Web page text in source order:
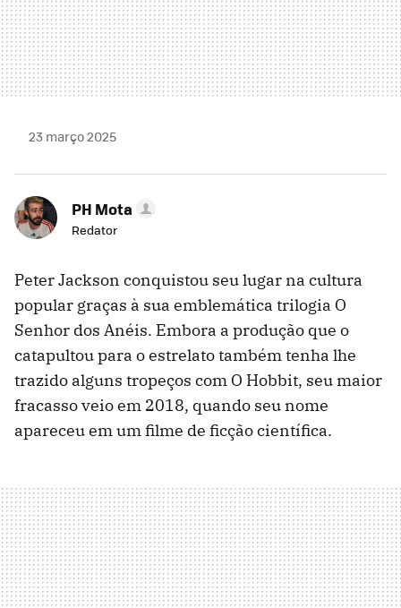
23 março 2025
PH Mota
Redator
Peter Jackson conquistou seu lugar na cultura
popular graças à sua emblemática trilogia O
Senhor dos Anéis. Embora a produção que o
catapultou para o estrelato também tenha lhe
trazido alguns tropeços com O Hobbit, seu maior
fracasso veio em 2018, quando seu nome
apareceu em um filme de ficção científica.